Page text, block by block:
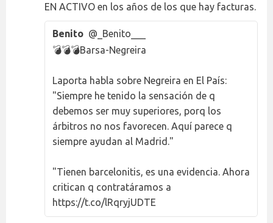
EN ACTIVO en los años de los que hay facturas.
Benito @_Benito___
💣💣💣Barsa-Negreira
Laporta habla sobre Negreira en El País:
"Siempre he tenido la sensación de q
debemos ser muy superiores, porq los
árbitros no nos favorecen. Aquí parece q
siempre ayudan al Madrid."
"Tienen barcelonitis, es una evidencia. Ahora
critican q contratáramos a
https://t.co/lRqryjUDTE